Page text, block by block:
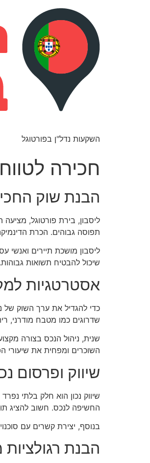
השקעות נדל"ן בפורטוגל
חכירה
הבנת שוק
ליסבון, בירת פורטוגל,
תפוסה גבוהים. הכרת
ליסבון מושכת תיירים ואנשי
שיכול להבטיח תשואות גבוהות.
אסטרטגיות
כדי להגדיל את ערך השוק של
שדרוגים כמו מטבח מודרני,
שנית, ניהול הנכס בצורה
השוכרים ומפחית את שיעורי
שיווק ופרסום
שיווק נכון הוא חלק בלתי
החשיפה לנכס. חשוב להציג
בנוסף, יצירת קשרים עם
הבנת רגולציות